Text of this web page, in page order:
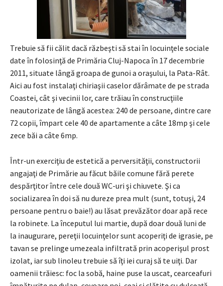
Trebuie să fii călit dacă răzbeşti să stai în locuinţele sociale
date în folosinţă de Primăria Cluj-Napoca în 17 decembrie
2011, situate lângă groapa de gunoi a oraşului, la Pata-Rât.
Aici au fost instalaţi chiriaşii caselor dărâmate de pe strada
Coastei, cât şi vecinii lor, care trăiau în construcţiile
neautorizate de lângă acestea: 240 de persoane, dintre care
72 copii, împart cele 40 de apartamente a câte 18mp şi cele
zece băi a câte 6mp.
Într-un exerciţiu de estetică a perversităţii, constructorii
angajaţi de Primărie au făcut băile comune fără perete
despărţitor între cele două WC-uri şi chiuvete. Şi ca
socializarea în doi să nu dureze prea mult (sunt, totuşi, 24
persoane pentru o baie!) au lăsat prevăzător doar apă rece
la robinete. La începutul lui martie, după doar două luni de
la inaugurare, pereţii locuinţelor sunt acoperiţi de igrasie, pe
tavan se prelinge umezeala infiltrată prin acoperişul prost
izolat, iar sub linoleu trebuie să îţi iei curaj să te uiţi. Dar
oamenii trăiesc: foc la sobă, haine puse la uscat, cearceafuri